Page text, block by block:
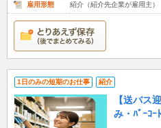
雇用形態 紹介（紹介先企業が雇用主）
1日のみの短期のお仕事 紹介
【送バス
み・ﾊﾞｰｺｰ